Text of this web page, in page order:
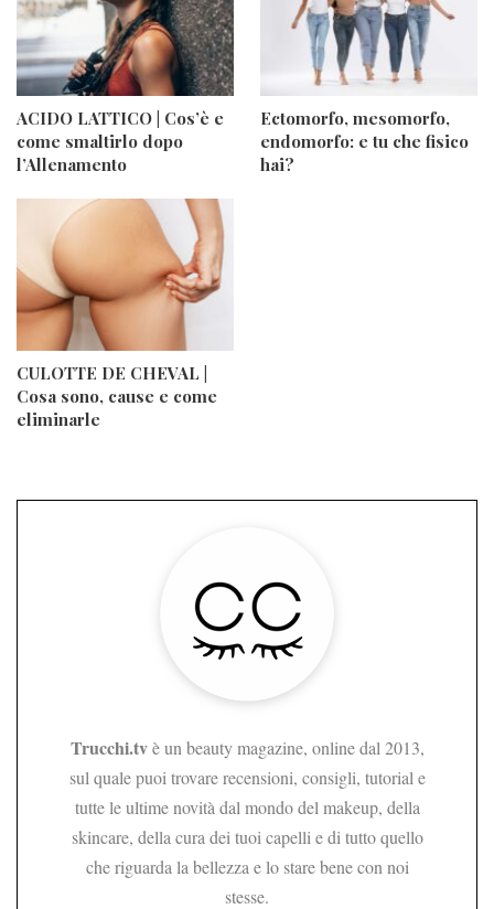
ACIDO LATTICO | Cos’è e
come smaltirlo dopo
l’Allenamento
Ectomorfo, mesomorfo,
endomorfo: e tu che fisico
hai?
CULOTTE DE CHEVAL |
Cosa sono, cause e come
eliminarle
Trucchi.tvè un beauty magazine, online dal 2013,
sul quale puoi trovare recensioni, consigli, tutorial e
tutte le ultime novità dal mondo del makeup, della
skincare, della cura dei tuoi capelli e di tutto quello
che riguarda la bellezza e lo stare bene con noi
stesse.